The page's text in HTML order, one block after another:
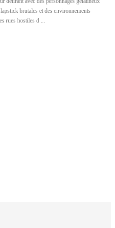
brutales et des environnements
rues hostiles d ...